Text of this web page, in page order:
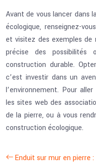
Avant de vous lancer dans
écologique, renseignez-
et visitez des exemples de
précise des
construction durable.
c’est investir dans un
l’environnement. Pour
les sites web des
de la pierre, ou à vous
construction écologique.
Enduit sur mur en pierre :